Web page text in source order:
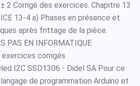
2 Corrigé des exercices. Chapitre 13
13-4 a) Phases en présence et
après frittage de la pièce.
PAS EN INFORMATIQUE
exercices corrigés
I2C SSD1306 - Didel SA Pour ce
de programmation Arduino et